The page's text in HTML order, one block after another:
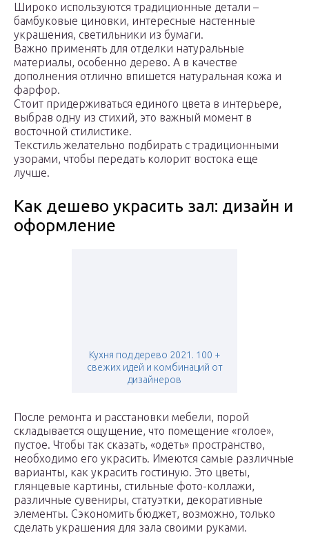
Широко используются традиционные детали –
бамбуковые циновки, интересные настенные
украшения, светильники из бумаги.
Важно применять для отделки натуральные
материалы, особенно дерево. А в качестве
дополнения отлично впишется натуральная кожа и
фарфор.
Стоит придерживаться единого цвета в интерьере,
выбрав одну из стихий, это важный момент в
восточной стилистике.
Текстиль желательно подбирать с традиционными
узорами, чтобы передать колорит востока еще
лучше.
Как дешево украсить зал: дизайн и
оформление
Кухня под дерево 2021. 100 +
свежих идей и комбинаций от
дизайнеров
После ремонта и расстановки мебели, порой
складывается ощущение, что помещение «голое»,
пустое. Чтобы так сказать, «одеть» пространство,
необходимо его украсить. Имеются самые различные
варианты, как украсить гостиную. Это цветы,
глянцевые картины, стильные фото-коллажи,
различные сувениры, статуэтки, декоративные
элементы. Сэкономить бюджет, возможно, только
сделать украшения для зала своими руками.